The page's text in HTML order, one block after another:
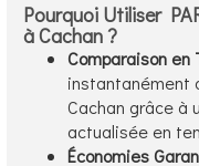
Pourquoi Utiliser
à Cachan ?
Comparaison en
instantanément
Cachan grâce à
actualisée en
Économies